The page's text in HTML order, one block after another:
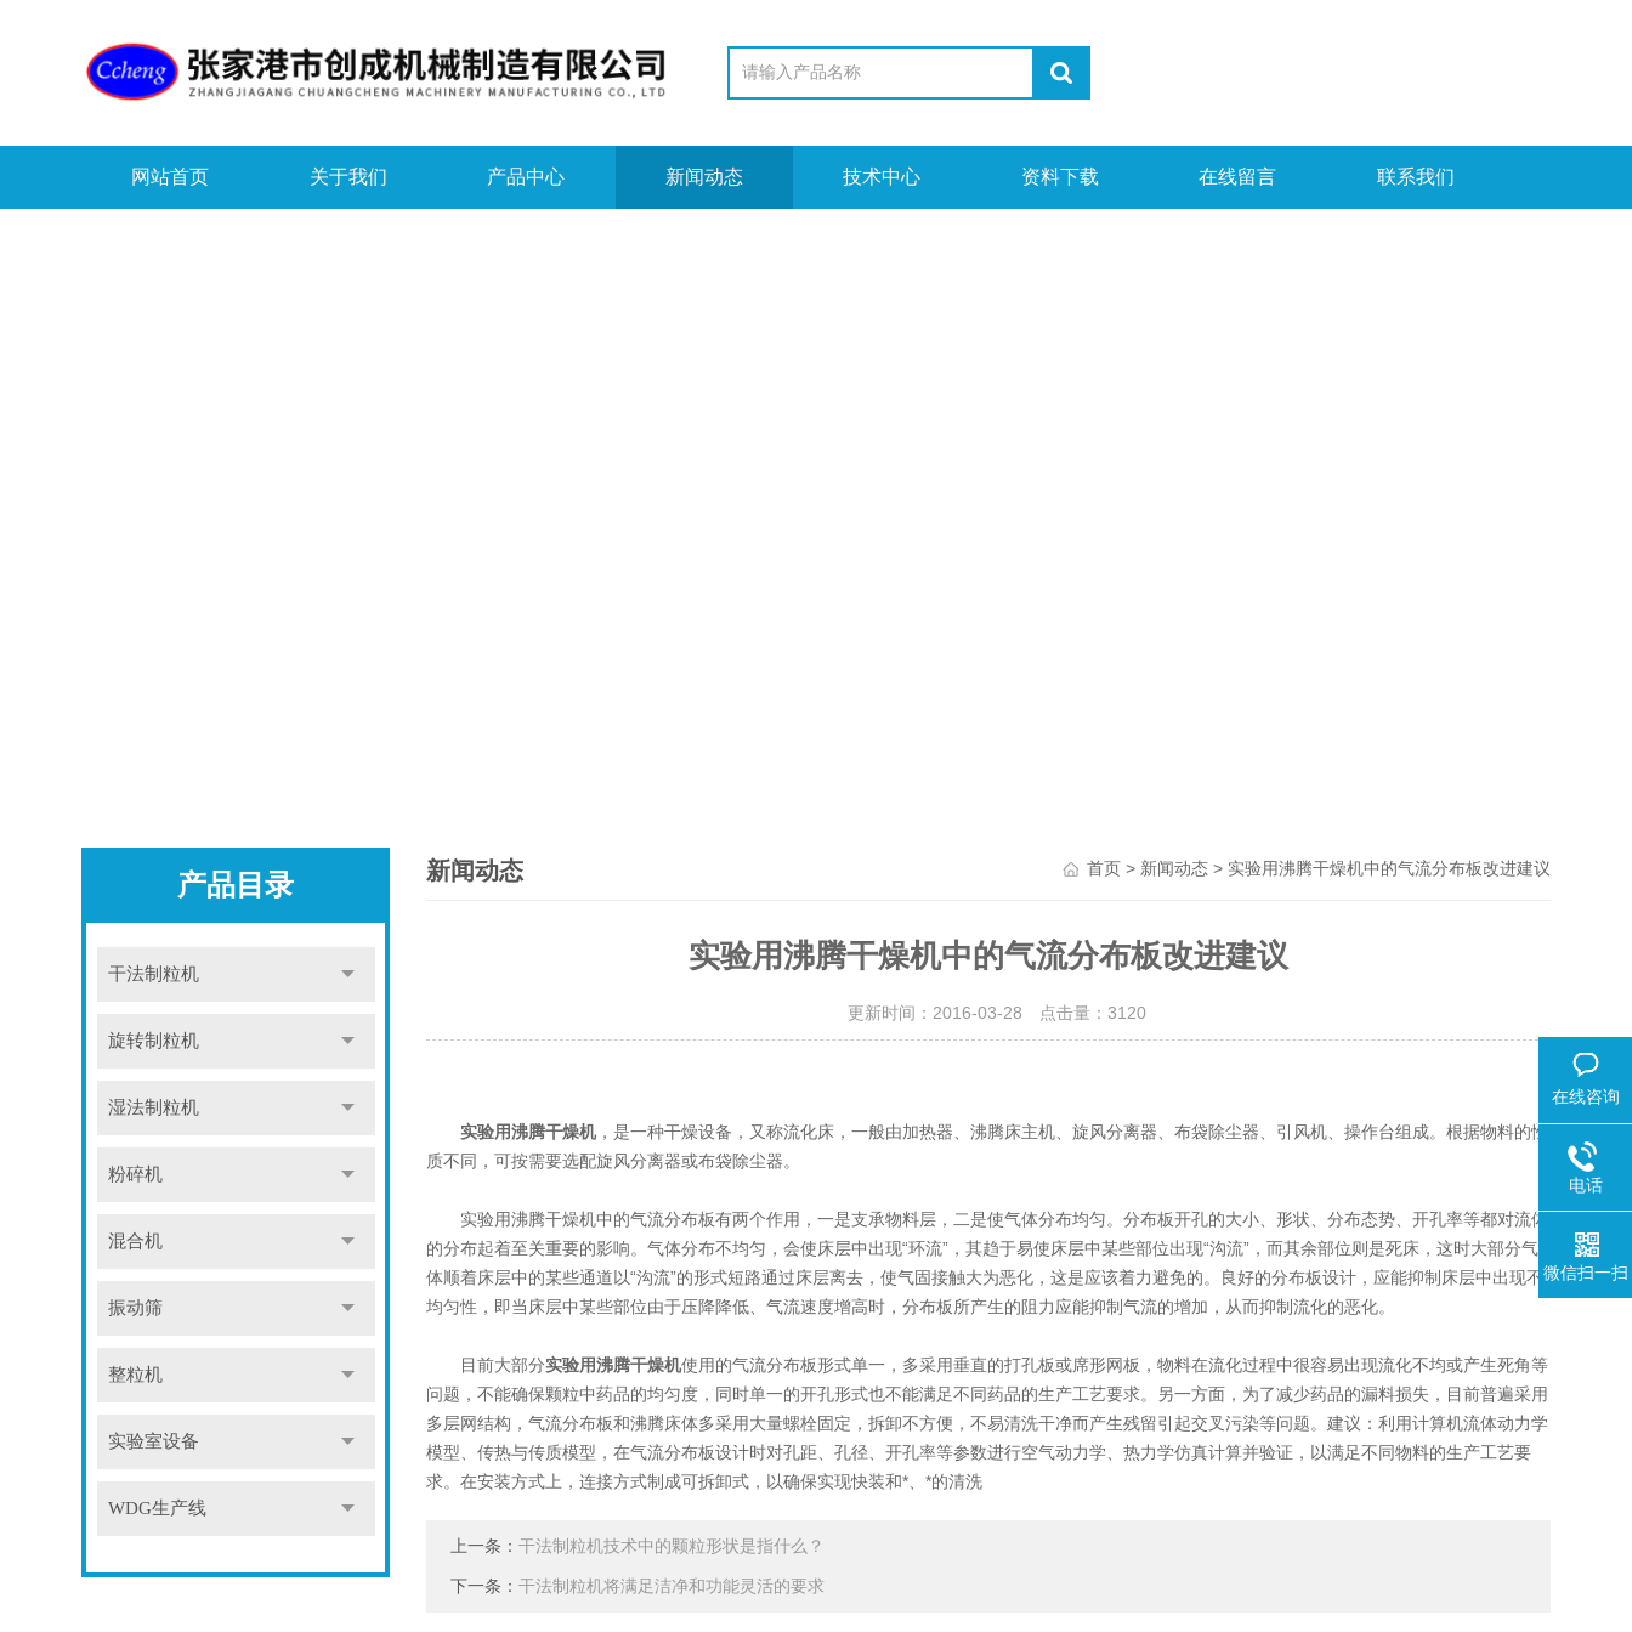
网站首页 关于我们 产品中心 新闻动态 技术中心 资料下载 在线留言 联系我们
产品目录
干法制粒机
旋转制粒机
湿法制粒机
粉碎机
混合机
振动筛
整粒机
实验室设备
WDG生产线
新闻动态 首页> 新闻动态> 实验用沸腾干燥机中的气流分布板改进建议
实验用沸腾干燥机中的气流分布板改进建议
更新时间：2016-03-28 点击量：3120
实验用沸腾干燥机，是一种干燥设备，又称流化床，一般由加热器、沸腾床主机、旋风分离器、布袋除尘器、引风机、操作台组成。根据物料的性
质不同，可按需要选配旋风分离器或布袋除尘器。
实验用沸腾干燥机中的气流分布板有两个作用，一是支承物料层，二是使气体分布均匀。分布板开孔的大小、形状、分布态势、开孔率等都对流体
的分布起着至关重要的影响。气体分布不均匀，会使床层中出现“环流”，其趋于易使床层中某些部位出现“沟流”，而其余部位则是死床，这时大部分气
体顺着床层中的某些通道以“沟流”的形式短路通过床层离去，使气固接触大为恶化，这是应该着力避免的。良好的分布板设计，应能抑制床层中出现不
均匀性，即当床层中某些部位由于压降降低、气流速度增高时，分布板所产生的阻力应能抑制气流的增加，从而抑制流化的恶化。
目前大部分实验用沸腾干燥机使用的气流分布板形式单一，多采用垂直的打孔板或席形网板，物料在流化过程中很容易出现流化不均或产生死角等
问题，不能确保颗粒中药品的均匀度，同时单一的开孔形式也不能满足不同药品的生产工艺要求。另一方面，为了减少药品的漏料损失，目前普遍采用
多层网结构，气流分布板和沸腾床体多采用大量螺栓固定，拆卸不方便，不易清洗干净而产生残留引起交叉污染等问题。建议：利用计算机流体动力学
模型、传热与传质模型，在气流分布板设计时对孔距、孔径、开孔率等参数进行空气动力学、热力学仿真计算并验证，以满足不同物料的生产工艺要
求。在安装方式上，连接方式制成可拆卸式，以确保实现快装和*、*的清洗
上一条：干法制粒机技术中的颗粒形状是指什么？
下一条：干法制粒机将满足洁净和功能灵活的要求
在线咨询
电话
微信扫一扫